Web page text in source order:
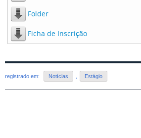
Folder
Ficha de Inscrição
registrado em: Notícias Estágio